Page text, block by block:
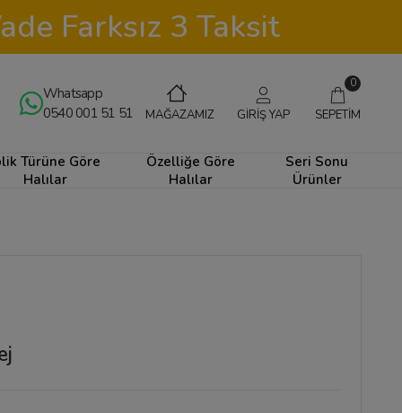
Farksız 3 Taksit
Whatsapp
0540 001 51 51
MAĞAZAMIZ GİRİŞ YAP
0
SEPETİM
Türüne Göre
Halılar
Özelliğe Göre
Halılar
Seri Sonu
Ürünler